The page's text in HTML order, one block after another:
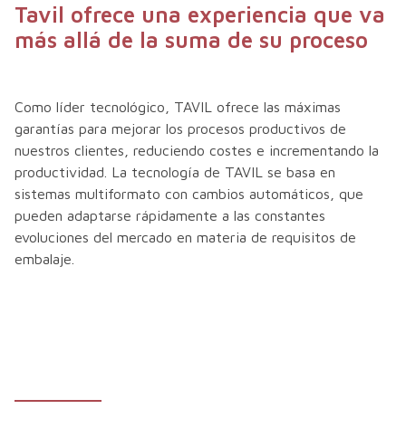
Tavil ofrece una experiencia que va
más allá de la suma de su proceso
Como líder tecnológico, TAVIL ofrece las máximas
garantías para mejorar los procesos productivos de
nuestros clientes, reduciendo costes e incrementando la
productividad. La tecnología de TAVIL se basa en
sistemas multiformato con cambios automáticos, que
pueden adaptarse rápidamente a las constantes
evoluciones del mercado en materia de requisitos de
embalaje.